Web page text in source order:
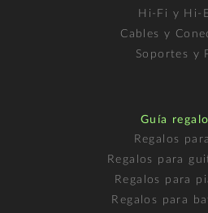
Hi-Fi y Hi-
Cables y
Soportes y
Guía
Regalos
Regalos para
Regalos para
Regalos para